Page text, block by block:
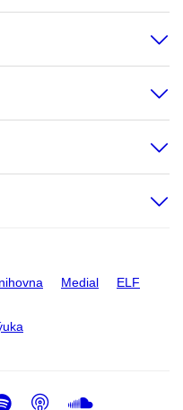
Medial ELF
Spotify
Podcast